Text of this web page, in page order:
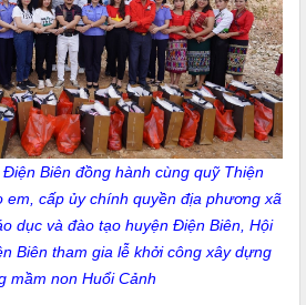
Biên đồng hành cùng quỹ Thiện
em, cấp ủy chính quyền địa phương xã
dục và đào tạo huyện Điện Biên, Hội
Biên tham gia lễ khởi công xây dựng
mầm non Huổi Cảnh